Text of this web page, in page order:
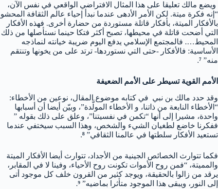
ويضع مالك تعليقا على هذا المثال الافتراضي الواقعي في نفس الآن،
“إنه فكرة ميتة. لكن الأمر الأدهى عندما نبدأ إحياء عالم الثقافة المحشو
بالأفكار الميتة، بأفكار قاتلة مستوردة من حضارة أخرى. فهذه الأفكار
التي أضحت قاتلة في محيطها، تصبح أكثر فتكا حينما نستأصلها من ذلك
المحيط…. فالمجتمع الإسلامي يدفع اليوم ضريبة خيانته لنماذجه
الأساسية: فالأفكار -حتى التي نستوردها- ترتد على من يخونها وتنتقم
منه” ⁷
.
الأمم القوية تسيطر على الأمم الضعيفة
وقد حدد مالك بن نبي في كتابه موضوع المقال، نوعين من الأخطاء:
“الأخطاء النابعة من ذاتنا، و الأخطاء المولَّدة”، وبيّن أيضا أن أسبابها
واحدة، مشيرا إلى أنها “تكمن في نفسيتنا”، وعلق على ذلك بقوله ”
ففكرنا خاضع لطغيان الشيء والشخص، وهذا السبب سيختفي عندما
تستعيد الأفكار سلطتها في عالمنا الثقافي” ⁸
.
فكما تتوارث الخصائص الجينية من الأجداد، تتوارث أيضا الأفكار الميتة
والمميتة، “فمن روح الأموات تكونت روح الأحياء، وفينا لا في المقابر،
يرقد من زالوا بالحقيقة، ويوجد كثير من القرون خلف كل موجود أتى
إلى النور، ويبقى هذا الموجود متأثرا بماضيه” ⁹
.